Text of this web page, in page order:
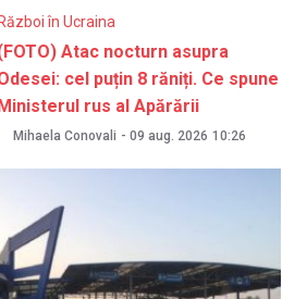
Război în Ucraina
Atac nocturn asupra
cel puțin 8 răniți. Ce spune
rus al Apărării
Mihaela Conovali - 09 aug. 2026 10:26